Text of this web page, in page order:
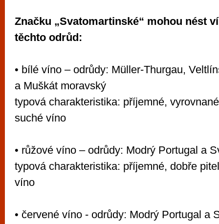
Značku „Svatomartinské“ mohou nést
těchto odrůd:
• bílé víno – odrůdy: Müller-Thurgau,
a Muškát moravský
typová charakteristika: příjemné,
suché víno
• růžové víno – odrůdy: Modrý Portugal a
typová charakteristika: příjemné, dobře
víno
• červené víno - odrůdy: Modrý Portugal a